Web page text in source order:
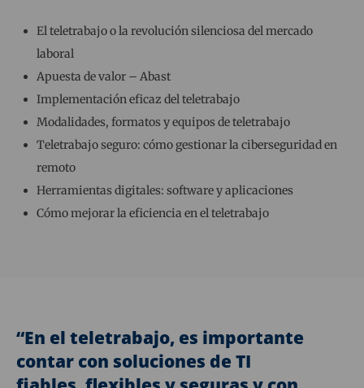
El teletrabajo o la revolución silenciosa del mercado
laboral
Apuesta de valor – Abast
Implementación eficaz del teletrabajo
Modalidades, formatos y equipos de teletrabajo
Teletrabajo seguro: cómo gestionar la ciberseguridad en
remoto
Herramientas digitales: software y aplicaciones
Cómo mejorar la eficiencia en el teletrabajo
“En el teletrabajo, es importante
contar con soluciones de TI